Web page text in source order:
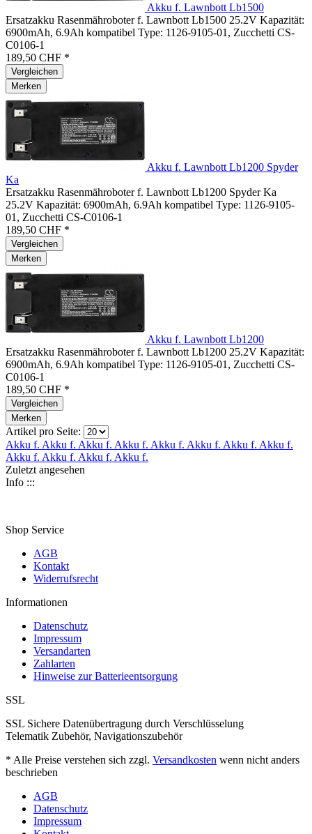
Akku f. Lawnbott Lb1500
Ersatzakku Rasenmähroboter f. Lawnbott Lb1500 25.2V Kapazität:
6900mAh, 6.9Ah kompatibel Type: 1126-9105-01, Zucchetti CS-
C0106-1
189,50 CHF *
Vergleichen
Merken
Akku f. Lawnbott Lb1200 Spyder
Ka
Ersatzakku Rasenmähroboter f. Lawnbott Lb1200 Spyder Ka
25.2V Kapazität: 6900mAh, 6.9Ah kompatibel Type: 1126-9105-
01, Zucchetti CS-C0106-1
189,50 CHF *
Vergleichen
Merken
Akku f. Lawnbott Lb1200
Ersatzakku Rasenmähroboter f. Lawnbott Lb1200 25.2V Kapazität:
6900mAh, 6.9Ah kompatibel Type: 1126-9105-01, Zucchetti CS-
C0106-1
189,50 CHF *
Vergleichen
Merken
Artikel pro Seite:
Akku f. Akku f. Akku f. Akku f. Akku f. Akku f. Akku f. Akku f.
Akku f. Akku f. Akku f. Akku f.
Zuletzt angesehen
Info :::
Shop Service
AGB
Kontakt
Widerrufsrecht
Informationen
Datenschutz
Impressum
Versandarten
Zahlarten
Hinweise zur Batterieentsorgung
SSL
SSL Sichere Datenübertragung durch Verschlüsselung
Telematik Zubehör, Navigationszubehör
* Alle Preise verstehen sich zzgl. Versandkosten wenn nicht anders
beschrieben
AGB
Datenschutz
Impressum